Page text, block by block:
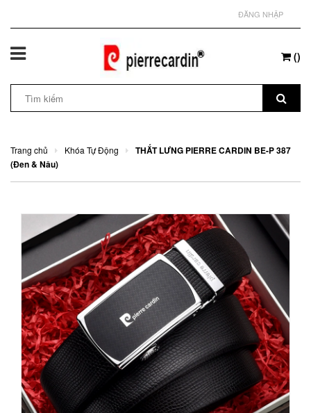
ĐĂNG NHẬP
()
Trang chủ Khóa Tự Động
THẮT LƯNG PIERRE CARDIN BE-P 387
(Đen & Nâu)